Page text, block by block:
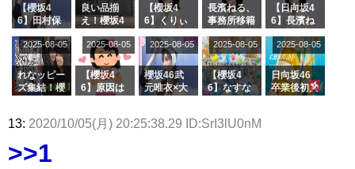
スタジオ出
演決定
ナンタラ】
京ドーム公
演】
た結果･･･
【激レアさ
きた。】
【櫻坂4
6】田村保
ージを脱い
でいた理由
良い品揃
え！櫻坂4
グル『Mak
e or Brea
k』オフィ
シャルグッ
ズ絶賛販売
【櫻坂4
6】くりぃ
の2人を手
玉に取る大
沼晶保【く
りぃむナン
タラ】
長濱ねる、
事務所移籍
属を発表
【日向坂4
6】長濱ね
ら移籍しフ
ラーム所属
に。これで
事務所に所
属している
れなッピー
ズ集結！櫻
理子、8/6
ト！」水曜
スタジオ出
2025-08-05
【櫻坂4
6】原因は
uddiesを
2025-08-05
櫻坂46武
元唯衣×大
カップお姉
2025-08-05
【櫻坂4
6】なすな
2曲目っ
2025-08-05
日向坂46
卒業後初共
2025-08-05
13: 2020/10/05(月) 20:25:38.29 ID:SrI3lU0nM
>>1